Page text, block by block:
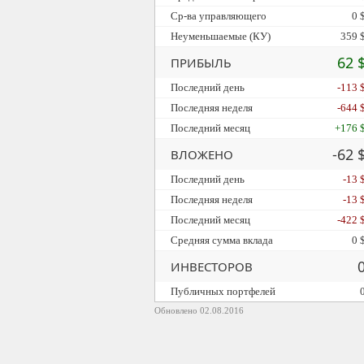
Обновлено 02.08.2016
Ср-ва управляющего
0 $
Неуменьшаемые (КУ)
359 $
ПРИБЫЛЬ 62
Последний день
-113 $
Последняя неделя
-644 $
Последний месяц
+176 $
ВЛОЖЕНО -62
Последний день
-13 $
Последняя неделя
-13 $
Последний месяц
-422 $
Средняя сумма вклада
0 $
ИНВЕСТОРОВ
Публичных портфелей 0